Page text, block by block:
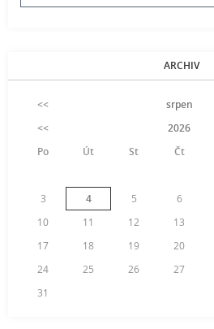
ARCHIV
<< srpen
<<
2026
Po
Út St Čt
3
4 5 6
10
11 12 13
17
18 19 20
24
25 26 27
31